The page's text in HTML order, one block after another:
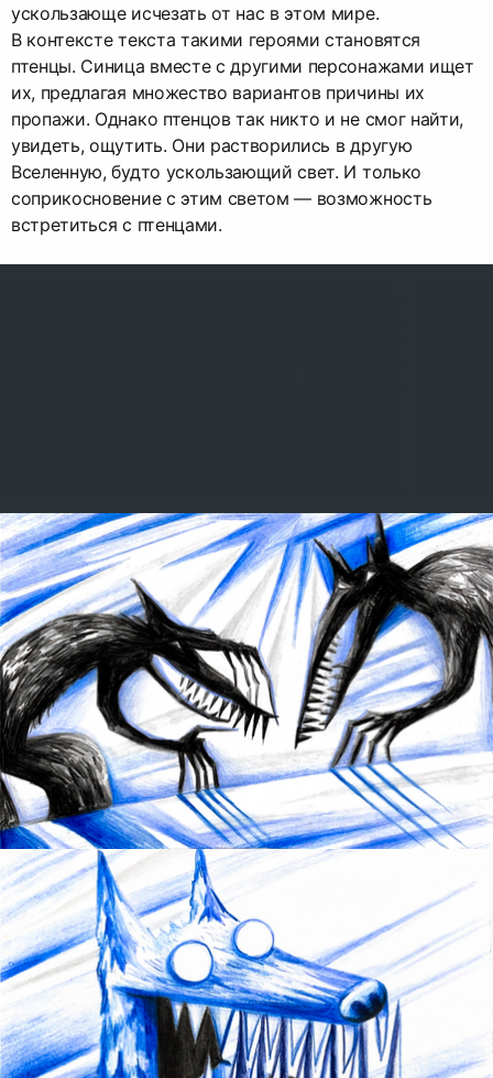
ускользающе исчезать от нас в этом мире.
В контексте текста такими героями становятся
птенцы. Синица вместе с другими персонажами ищет
их, предлагая множество вариантов причины их
пропажи. Однако птенцов так никто и не смог найти,
увидеть, ощутить. Они растворились в другую
Вселенную, будто ускользающий свет. И только
соприкосновение с этим светом — возможность
встретиться с птенцами.